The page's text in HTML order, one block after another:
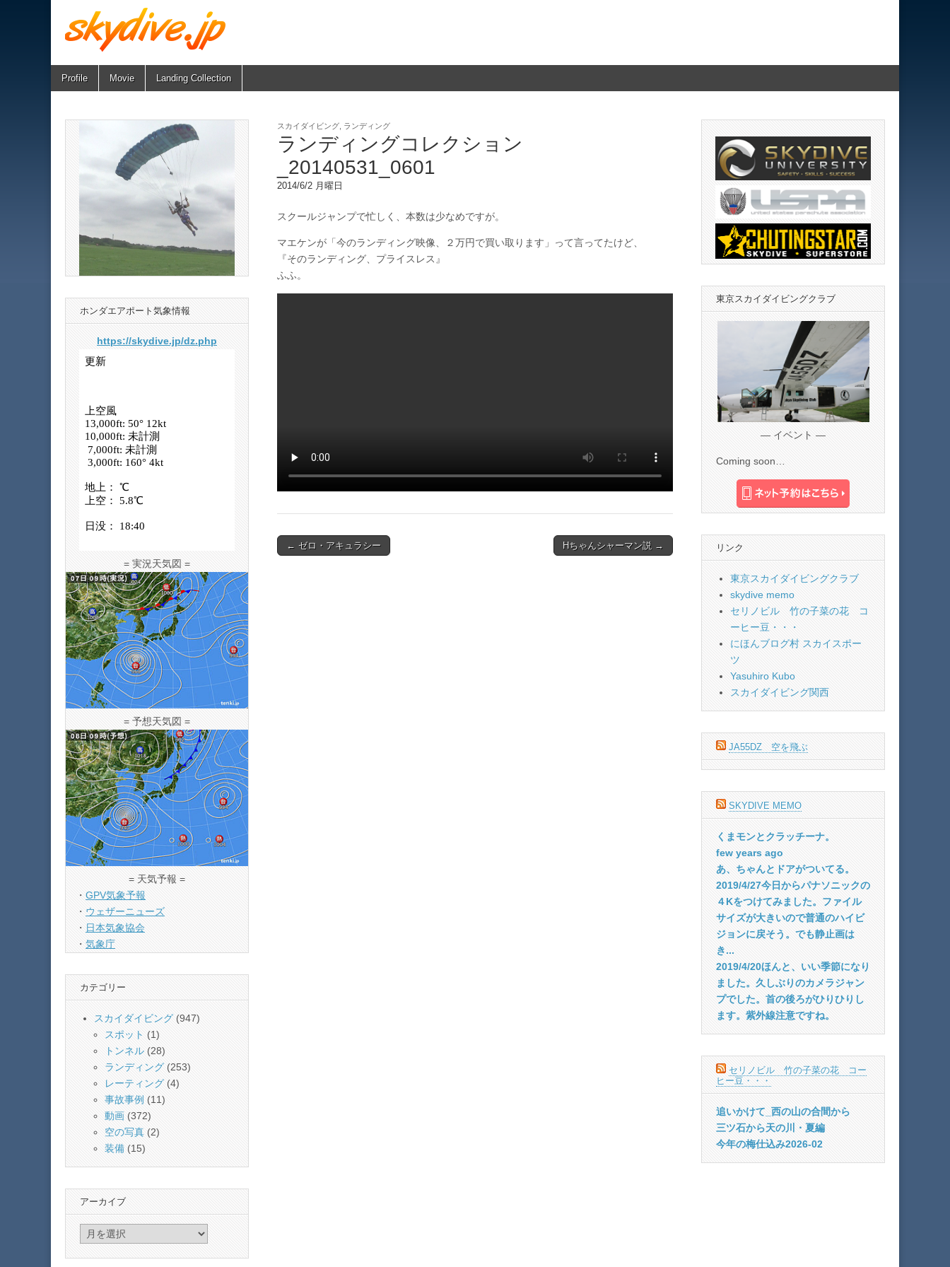
skydive.jp
Main
menu
Skip
Profile Movie Landing Collection
スカイダイビング ランディング
ランディングコレクション
_20140531_0601
2014/6/2 月曜日
スクールジャンプで忙しく、本数は少なめですが。
マエケンが「今のランディング映像、２万円で買い取ります」って言ってたけど、
『そのランディング、プライスレス』
ふふ。
Post
← ゼロ・アキュラシー Hちゃんシャーマン説 →
ホンダエアポート気象情報
https://skydive.jp/dz.php
= 実況天気図 =
= 予想天気図 =
= 天気予報 =
・ GPV気象予報
・ ウェザーニューズ
・ 日本気象協会
・ 気象庁
カテゴリー
スカイダイビング (947)
スポット (1)
トンネル (28)
ランディング(253)
レーティング(4)
事故事例 (11)
動画 (372)
空の写真 (2)
装備 (15)
アーカイブ
東京スカイダイビングクラブ
— イベント —
Coming soon…
リンク
東京スカイダイビングクラブ
skydive memo
セリノビル 竹の子菜の花 コ
ーヒー豆・・・
にほんブログ村 スカイスポー
ツ
Yasuhiro Kubo
スカイダイビング関西
JA55DZ 空を飛ぶ
SKYDIVE MEMO
くまモンとクラッチーナ。
few years ago
あ、ちゃんとドアがついてる。
2019/4/27今日からパナソニックの
４Kをつけてみました。ファイル
サイズが大きいので普通のハイビ
ジョンに戻そう。でも静止画は
き...
2019/4/20ほんと、いい季節になり
ました。久しぶりのカメラジャン
プでした。首の後ろがひりひりし
ます。紫外線注意ですね。
セリノビル 竹の子菜の花 コー
ヒー豆・・・
追いかけて_西の山の合間から
三ツ石から天の川・夏編
今年の梅仕込み2026-02